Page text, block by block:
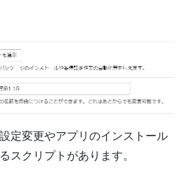
定変更やアプリのインストール
スクリプトがあります。